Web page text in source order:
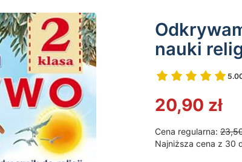
nauki
20,90 zł
Cena regularna:
Najniższa cena z 30